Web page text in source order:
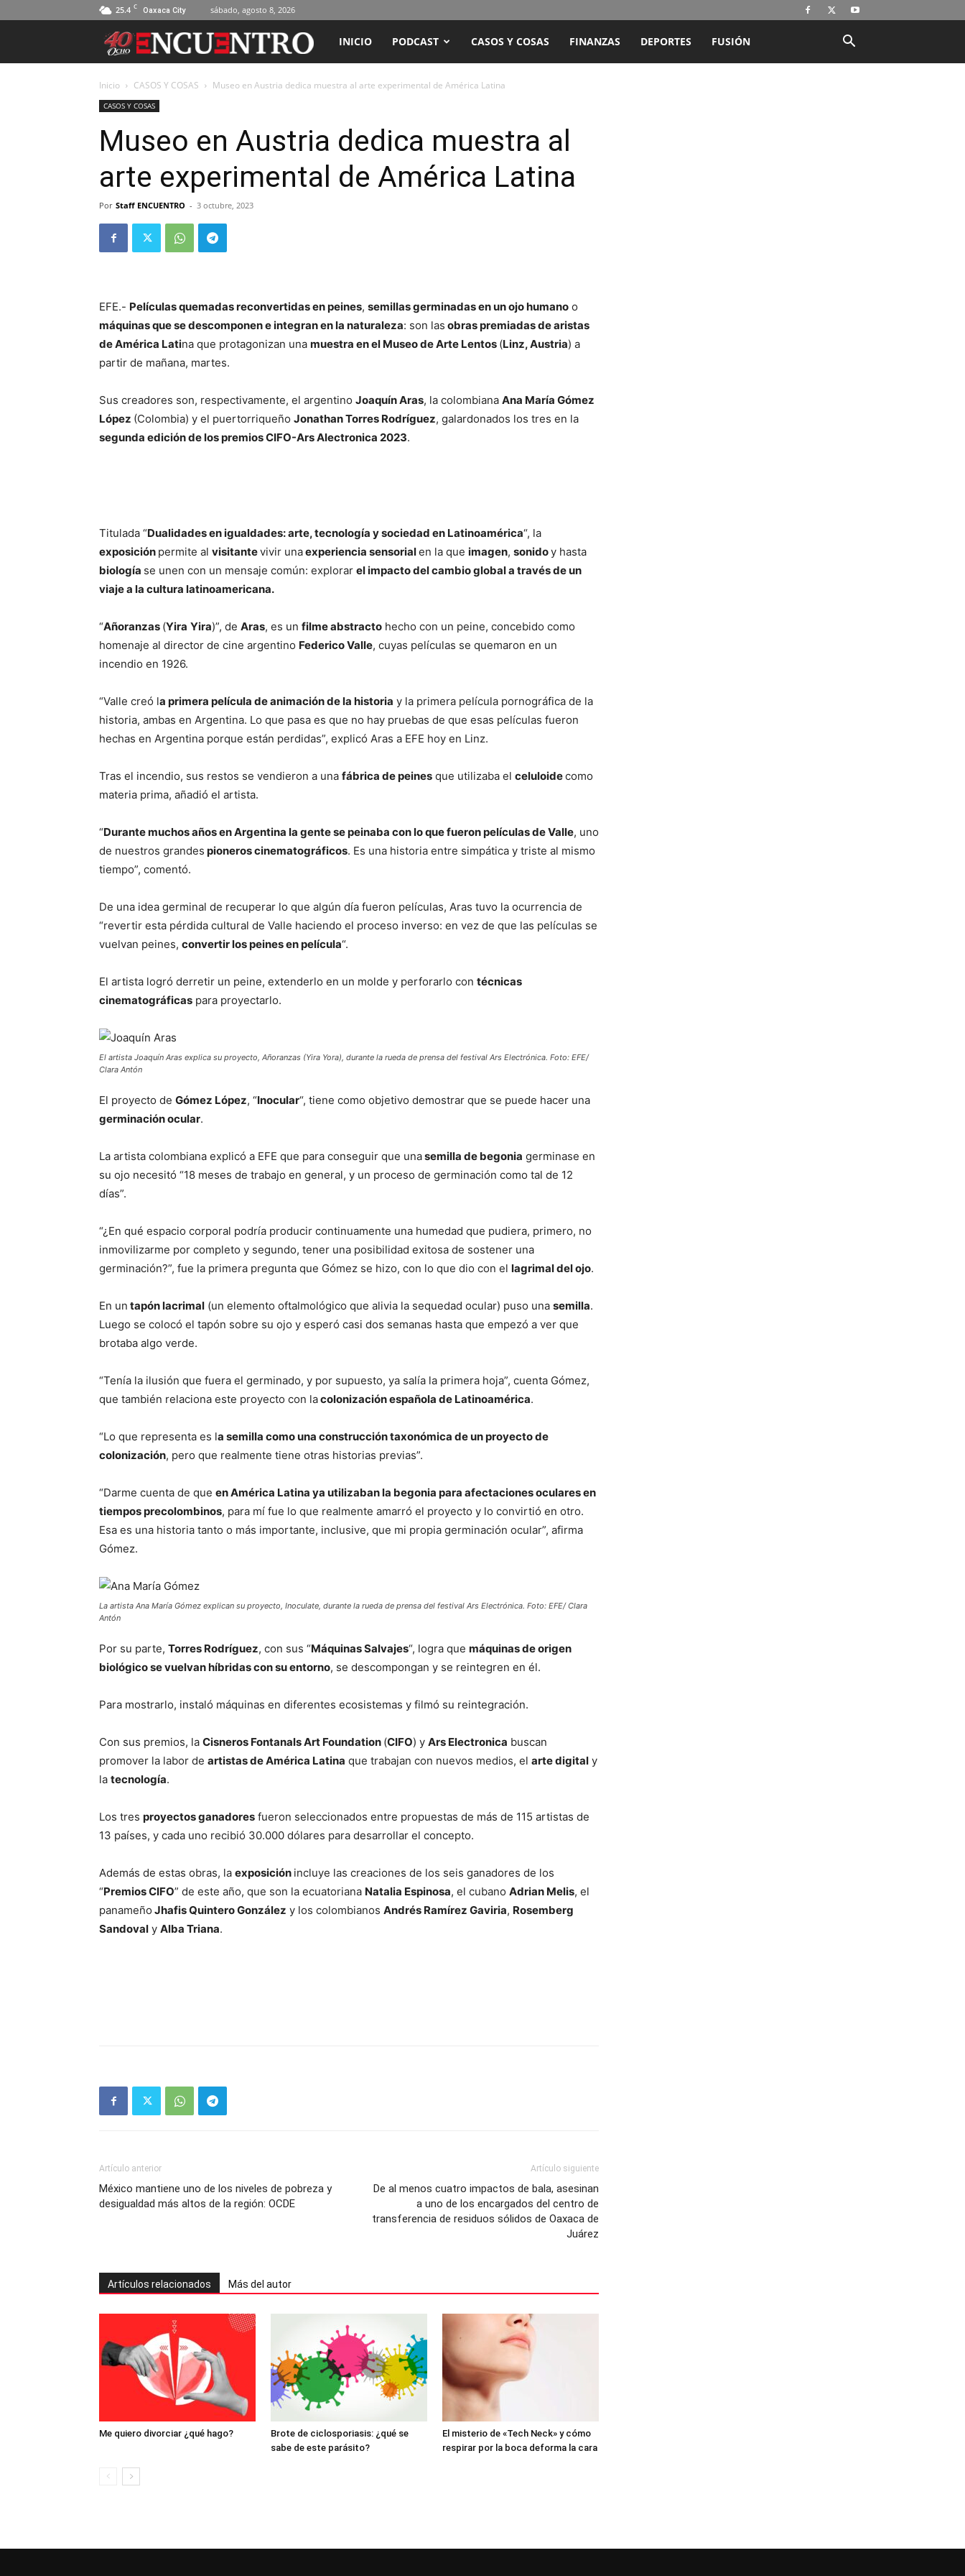
25.4 C Oaxaca City sábado, agosto 8, 2026
ENCUENTRO
RADIO
TELEVISIÓN
INICIO PODCAST CASOS Y COSAS FINANZAS DEPORTES FUSIÓN
Inicio CASOS Y COSAS Museo en Austria dedica muestra al arte experimental de América Latina
CASOS Y COSAS
Museo en Austria dedica muestra al
arte experimental de América Latina
Por Staff ENCUENTRO - 3 octubre, 2023
EFE.- Películas quemadas reconvertidas en peines, semillas germinadas en un ojo humano o
máquinas que se descomponen e integran en la naturaleza: son las obras premiadas de aristas
de América Latina que protagonizan una muestra en el Museo de Arte Lentos (Linz, Austria) a
partir de mañana, martes.
Sus creadores son, respectivamente, el argentino Joaquín Aras, la colombiana Ana María Gómez
López (Colombia) y el puertorriqueño Jonathan Torres Rodríguez, galardonados los tres en la
segunda edición de los premios CIFO-Ars Alectronica 2023.
Titulada “Dualidades en igualdades: arte, tecnología y sociedad en Latinoamérica“, la
exposición permite al visitantevivir unaexperiencia sensorialen la que imagen, sonidoy hasta
biología se unen con un mensaje común: explorar el impacto del cambio global a través de un
viaje a la cultura latinoamericana.
“Añoranzas (Yira Yira)”, de Aras, es un filme abstracto hecho con un peine, concebido como
homenaje al director de cine argentino Federico Valle, cuyas películas se quemaron en un
incendio en 1926.
“Valle creó la primera película de animación de la historia y la primera película pornográfica de la
historia, ambas en Argentina. Lo que pasa es que no hay pruebas de que esas películas fueron
hechas en Argentina porque están perdidas”, explicó Aras a EFE hoy en Linz.
Tras el incendio, sus restos se vendieron a una fábrica de peines que utilizaba el celuloidecomo
materia prima, añadió el artista.
“Durante muchos años en Argentina la gente se peinaba con lo que fueron películas de Valle, uno
de nuestros grandes pioneros cinematográficos. Es una historia entre simpática y triste al mismo
tiempo”, comentó.
De una idea germinal de recuperar lo que algún día fueron películas, Aras tuvo la ocurrencia de
“revertir esta pérdida cultural de Valle haciendo el proceso inverso: en vez de que las películas se
vuelvan peines, convertir los peines en película“.
El artista logró derretir un peine, extenderlo en un molde y perforarlo con técnicas
cinematográficas para proyectarlo.
El artista Joaquín Aras explica su proyecto, Añoranzas (Yira Yora), durante la rueda de prensa del festival Ars Electrónica. Foto: EFE/
Clara Antón
El proyecto de Gómez López, “Inocular“, tiene como objetivo demostrar que se puede hacer una
germinación ocular.
La artista colombiana explicó a EFE que para conseguir que unasemilla de begonia germinase en
su ojo necesitó “18 meses de trabajo en general, y un proceso de germinación como tal de 12
días”.
“¿En qué espacio corporal podría producir continuamente una humedad que pudiera, primero, no
inmovilizarme por completo y segundo, tener una posibilidad exitosa de sostener una
germinación?”, fue la primera pregunta que Gómez se hizo, con lo que dio con el lagrimal del ojo.
En un tapón lacrimal (un elemento oftalmológico que alivia la sequedad ocular) puso una semilla.
Luego se colocó el tapón sobre su ojo y esperó casi dos semanas hasta que empezó a ver que
brotaba algo verde.
“Tenía la ilusión que fuera el germinado, y por supuesto, ya salía la primera hoja”, cuenta Gómez,
que también relaciona este proyecto con lacolonización española de Latinoamérica.
“Lo que representa es la semilla como una construcción taxonómica de un proyecto de
colonización, pero que realmente tiene otras historias previas”.
“Darme cuenta de que en América Latina ya utilizaban la begonia para afectaciones oculares en
tiempos precolombinos, para mí fue lo que realmente amarró el proyecto y lo convirtió en otro.
Esa es una historia tanto o más importante, inclusive, que mi propia germinación ocular”, afirma
Gómez.
La artista Ana María Gómez explican su proyecto, Inoculate, durante la rueda de prensa del festival Ars Electrónica. Foto: EFE/ Clara
Antón
Por su parte, Torres Rodríguez, con sus “Máquinas Salvajes“, logra que máquinas de origen
biológico se vuelvan híbridas con su entorno, se descompongan y se reintegren en él.
Para mostrarlo, instaló máquinas en diferentes ecosistemas y filmó su reintegración.
Con sus premios, la Cisneros Fontanals Art Foundation (CIFO) y Ars Electronica buscan
promover la labor de artistas de América Latina que trabajan con nuevos medios, el arte digital y
la tecnología.
Los tres proyectos ganadores fueron seleccionados entre propuestas de más de 115 artistas de
13 países, y cada uno recibió 30.000 dólares para desarrollar el concepto.
Además de estas obras, la exposición incluye las creaciones de los seis ganadores de los
“Premios CIFO” de este año, que son la ecuatoriana Natalia Espinosa, el cubano Adrian Melis, el
panameño Jhafis Quintero González y los colombianos Andrés Ramírez Gaviria, Rosemberg
Sandoval y Alba Triana.
Artículo anterior
México mantiene uno de los niveles de pobreza y
desigualdad más altos de la región: OCDE
Artículo siguiente
De al menos cuatro impactos de bala, asesinan
a uno de los encargados del centro de
transferencia de residuos sólidos de Oaxaca de
Juárez
Artículos relacionados Más del autor
Me quiero divorciar ¿qué hago?
Brote de ciclosporiasis: ¿qué se
sabe de este parásito?
El misterio de «Tech Neck» y cómo
respirar por la boca deforma la cara